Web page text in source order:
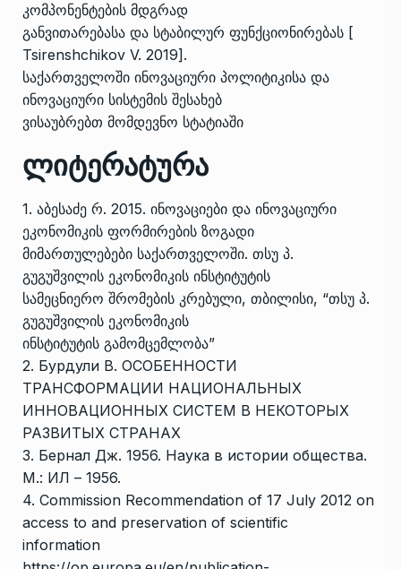
კომპონენტების მდგრად
განვითარებასა და სტაბილურ ფუნქციონირებას [
Tsirenshchikov V. 2019].
საქართველოში ინოვაციური პოლიტიკისა და
ინოვაციური სისტემის შესახებ
ვისაუბრებთ მომდევნო სტატიაში
ლიტერატურა
1. აბესაძე რ. 2015. ინოვაციები და ინოვაციური
ეკონომიკის ფორმირების ზოგადი
მიმართულებები საქართველოში. თსუ პ.
გუგუშვილის ეკონომიკის ინსტიტუტის
სამეცნიერო შრომების კრებული, თბილისი, “თსუ პ.
გუგუშვილის ეკონომიკის
ინსტიტუტის გამომცემლობა”
2. Бурдули В. ОСОБЕННОСТИ
ТРАНСФОРМАЦИИ НАЦИОНАЛЬНЫХ
ИННОВАЦИОННЫХ СИСТЕМ В НЕКОТОРЫХ
РАЗВИТЫХ СТРАНАХ
3. Бернал Дж. 1956. Наука в истории общества.
М.: ИЛ – 1956.
4. Commission Recommendation of 17 July 2012 on
access to and preservation of scientific
information